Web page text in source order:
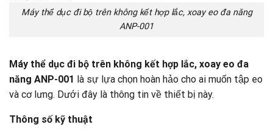
Máy thể dục đi bộ trên không kết hợp lắc, xoay eo đa năng
ANP-001
Máy thể dục đi bộ trên không kết hợp lắc, xoay eo đa
năng ANP-001 là sự lựa chọn hoàn hảo cho ai muốn tập eo
và cơ lưng. Dưới đây là thông tin về thiết bị này.
Thông số kỹ thuật